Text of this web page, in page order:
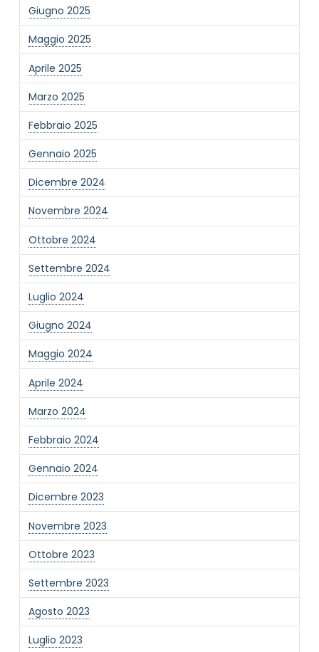
Giugno 2025
Maggio 2025
Aprile 2025
Marzo 2025
Febbraio 2025
Gennaio 2025
Dicembre 2024
Novembre 2024
Ottobre 2024
Settembre 2024
Luglio 2024
Giugno 2024
Maggio 2024
Aprile 2024
Marzo 2024
Febbraio 2024
Gennaio 2024
Dicembre 2023
Novembre 2023
Ottobre 2023
Settembre 2023
Agosto 2023
Luglio 2023
MAIL REFERENTE*
MOTIVO DEL CONTATTO*
Informativa Privacy
Ho preso visione dell'informativa privacy
Privacy Policy completa
Newsletter
Desidero rimanere aggiornato sulle ultime
novità dell'Associazione tramite l'iscrizione alla
newsletter
Invia